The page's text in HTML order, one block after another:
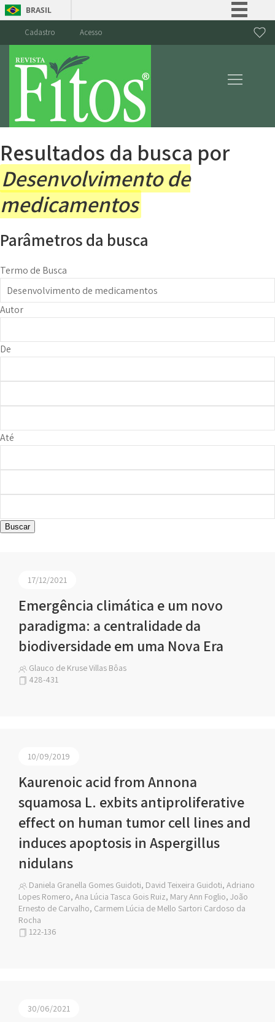
BRASIL
Canais
Cadastro Acesso
Resultados da busca por
Desenvolvimento de
medicamentos
Parâmetros da busca
Termo de Busca
Autor
De
Até
Buscar
17/12/2021
Emergência climática e um novo
paradigma: a centralidade da
biodiversidade em uma Nova Era
Glauco de Kruse Villas Bôas
428-431
10/09/2019
Kaurenoic acid from Annona
squamosa L. exbits antiproliferative
effect on human tumor cell lines and
induces apoptosis in Aspergillus
nidulans
Daniela Granella Gomes Guidoti, David Teixeira Guidoti, Adriano
Lopes Romero, Ana Lúcia Tasca Gois Ruiz, Mary Ann Foglio, João
Ernesto de Carvalho, Carmem Lúcia de Mello Sartori Cardoso da
Rocha
122-136
30/06/2021